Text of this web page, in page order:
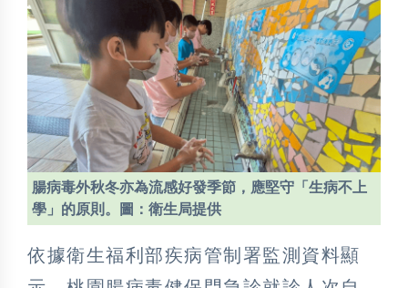
腸病毒外秋冬亦為流感好發季節，應堅守「生病不上
學」的原則。圖：衛生局提供
依據衛生福利部疾病管制署監測資料顯